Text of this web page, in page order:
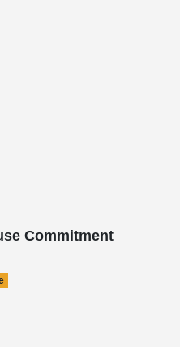
Commitment